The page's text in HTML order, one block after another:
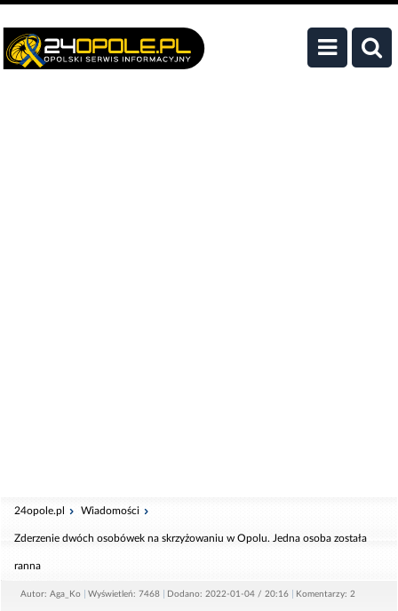
24opole.pl Wiadomości
Zderzenie dwóch osobówek na skrzyżowaniu w Opolu. Jedna osoba została
ranna
Autor: Aga_Ko Wyświetleń: 7468 Dodano: 2022-01-04 / 20:16 Komentarzy: 2